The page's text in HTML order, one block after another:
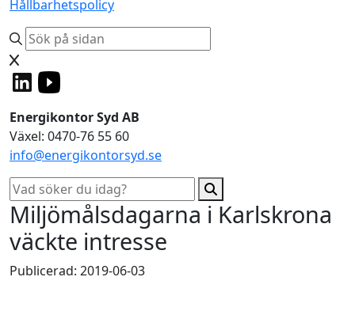
Hållbarhetspolicy
Energikontor Syd AB
Växel: 0470-76 55 60
info@energikontorsyd.se
Miljömålsdagarna i Karlskrona
väckte intresse
Publicerad: 2019-06-03